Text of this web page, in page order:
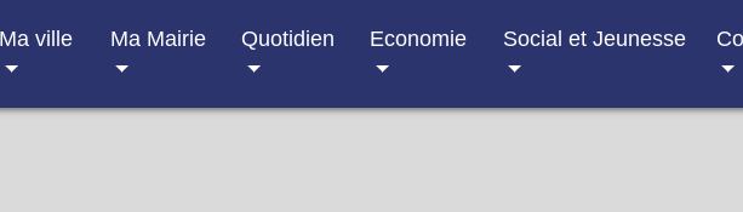
Ma ville Ma Mairie Quotidien Economie Social et Jeunesse